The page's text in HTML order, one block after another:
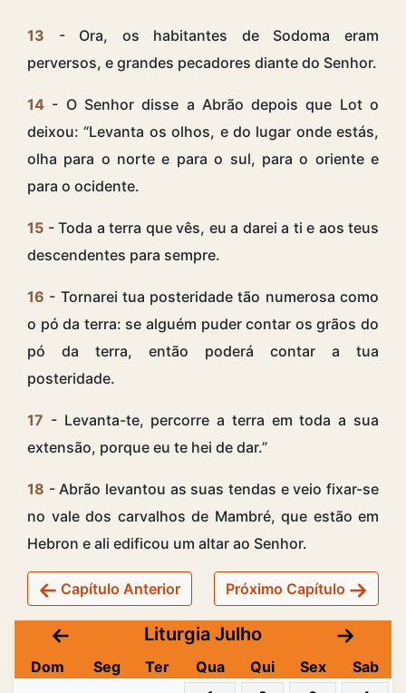
13 - Ora, os habitantes de Sodoma eram
perversos, e grandes pecadores diante do Senhor.
14 - O Senhor disse a Abrão depois que Lot o
deixou: “Levanta os olhos, e do lugar onde estás,
olha para o norte e para o sul, para o oriente e
para o ocidente.
15 - Toda a terra que vês, eu a darei a ti e aos teus
descendentes para sempre.
16 - Tornarei tua posteridade tão numerosa como
o pó da terra: se alguém puder contar os grãos do
pó da terra, então poderá contar a tua
posteridade.
17 - Levanta-te, percorre a terra em toda a sua
extensão, porque eu te hei de dar.”
18 - Abrão levantou as suas tendas e veio fixar-se
no vale dos carvalhos de Mambré, que estão em
Hebron e ali edificou um altar ao Senhor.
Capítulo Anterior Próximo Capítulo
Liturgia Julho
Dom Seg Ter Qua Qui Sex
Sab